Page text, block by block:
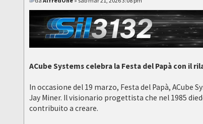
ACube Systems celebra la Festa del Papà con il
In occasione del 19 marzo, Festa del Papà,
Jay Miner. Il visionario progettista che nel 1985
contribuito a creare.